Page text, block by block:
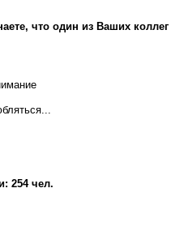
что один из Ваших
254 чел.